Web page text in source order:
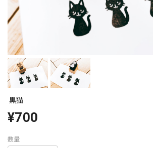
黒猫
¥700
数量